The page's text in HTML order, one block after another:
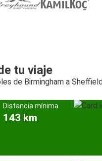
tu viaje
de Birmingham a
Distancia mínima
143 km